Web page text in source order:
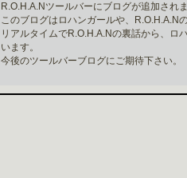
R.O.H.A.Nツールバーにブログが追加され
このブログはロハンガールや、R.O.H.A.N
リアルタイムでR.O.H.A.Nの裏話から、ロ
います。
今後のツールバーブログにご期待下さい。